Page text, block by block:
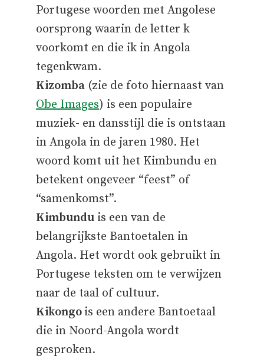
Portugese woorden met Angolese
oorsprong waarin de letter k
voorkomt en die ik in Angola
tegenkwam.
Kizomba (zie de foto hiernaast van
Obe Images) is een populaire
muziek- en dansstijl die is ontstaan
in Angola in de jaren 1980. Het
woord komt uit het Kimbundu en
betekent ongeveer “feest” of
“samenkomst”.
Kimbundu is een van de
belangrijkste Bantoetalen in
Angola. Het wordt ook gebruikt in
Portugese teksten om te verwijzen
naar de taal of cultuur.
Kikongo is een andere Bantoetaal
die in Noord-Angola wordt
gesproken.